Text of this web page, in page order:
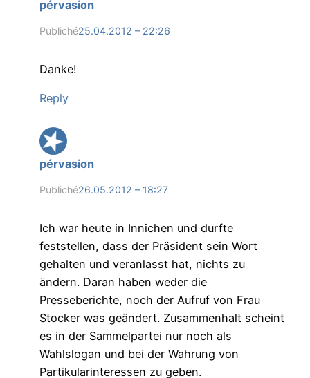
pérvasion
Publiché25.04.2012 – 22:26
Danke!
Reply
pérvasion
Publiché26.05.2012 – 18:27
Ich war heute in Innichen und durfte
feststellen, dass der Präsident sein Wort
gehalten und veranlasst hat, nichts zu
ändern. Daran haben weder die
Presseberichte, noch der Aufruf von Frau
Stocker was geändert. Zusammenhalt scheint
es in der Sammelpartei nur noch als
Wahlslogan und bei der Wahrung von
Partikularinteressen zu geben.